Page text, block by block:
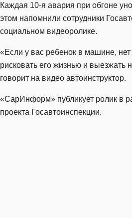
Каждая 10-я авария при обгоне
этом напомнили сотрудники
социальном видеоролике.
«Если у вас ребенок в машине,
рисковать его жизнью и выезжать
говорит на видео автоинструктор.
«СарИнформ» публикует ролик в
проекта Госавтоинспекции.